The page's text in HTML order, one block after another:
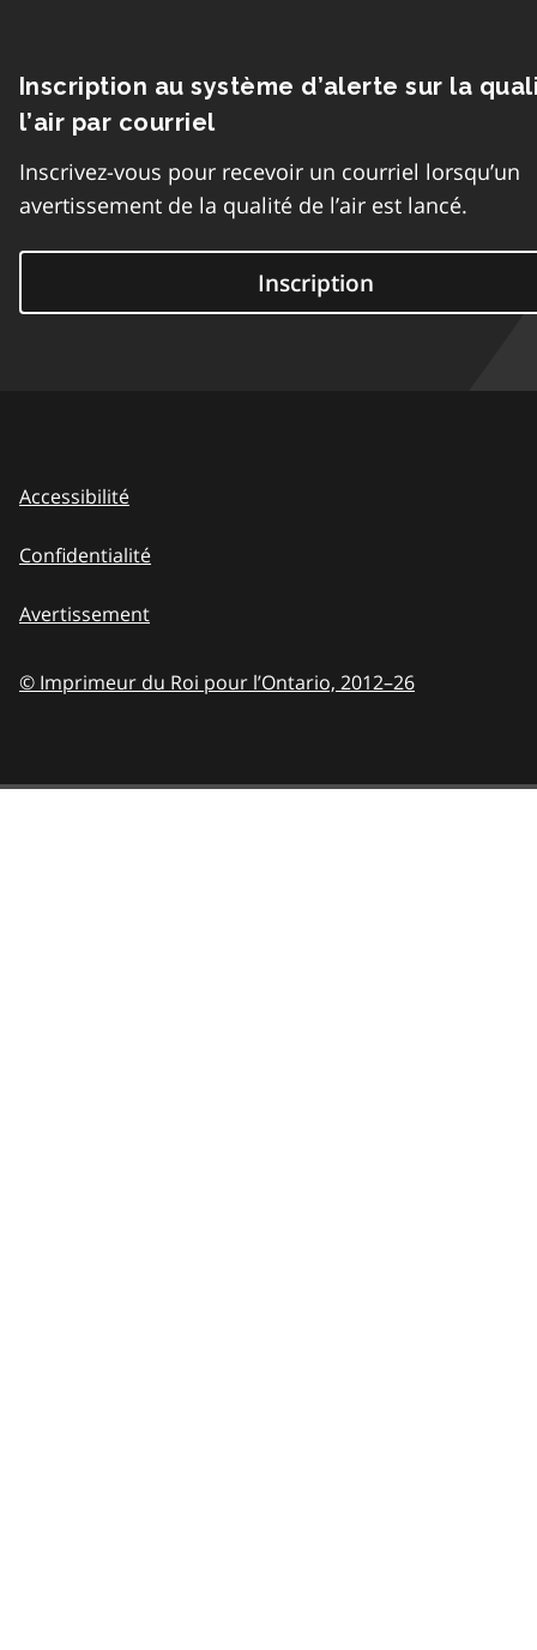
Inscription au système d’alerte sur la
l’air par courriel
Inscrivez-vous pour recevoir un courriel lorsqu’un
avertissement de la qualité de l’air est lancé.
Inscription
Accessibilité
Confidentialité
Avertissement
© Imprimeur du Roi pour l’Ontario, 2012–26